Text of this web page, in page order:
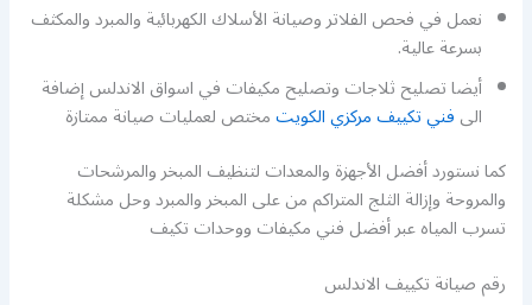
نعمل في فحص الفلاتر وصيانة الأسلاك الكهربائية والمبرد والمكثف
بسرعة عالية.
أيضا تصليح ثلاجات وتصليح مكيفات في اسواق الاندلس إضافة
الىفني تكييف مركزي الكويتمختص لعمليات صيانة ممتازة
كما نستورد أفضل الأجهزة والمعدات لتنظيف المبخر والمرشحات
والمروحة وإزالة الثلج المتراكم من على المبخر والمبرد وحل مشكلة
تسرب المياه عبر أفضل فني مكيفات ووحدات تكيف
رقم صيانة تكييف الاندلس